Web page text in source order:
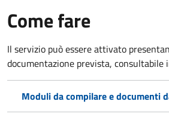
Come fare
Il servizio può essere attivato
documentazione prevista, consultabile
Moduli da compilare e documenti